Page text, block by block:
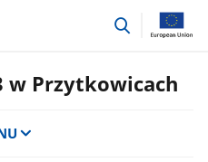
przejdź
w Przytkowicach